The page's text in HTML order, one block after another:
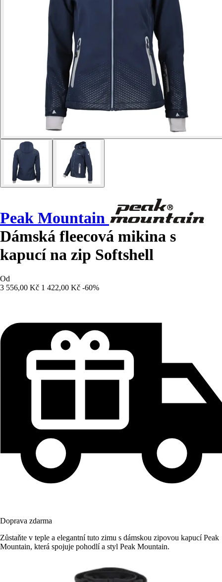
Peak Mountain
Dámská fleecová mikina s
kapucí na zip Softshell
Od
3 556,00 Kč 1 422,00 Kč -60%
Doprava zdarma
Zůstaňte v teple a elegantní tuto zimu s dámskou zipovou kapucí Peak
Mountain, která spojuje pohodlí a styl Peak Mountain.